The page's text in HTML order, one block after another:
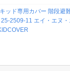
ッド専用カバー 階段避
25-2509-11 エイ・エヌ・